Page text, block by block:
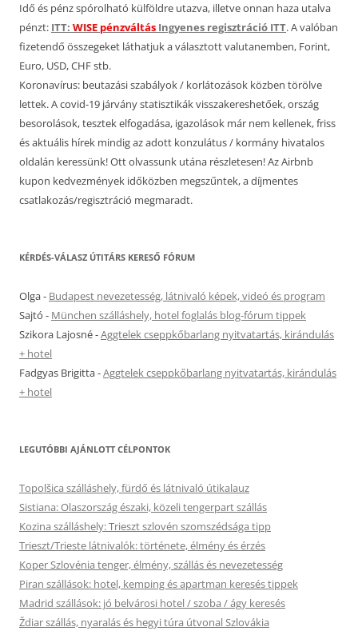
Idő és pénz spórolható külföldre utazva, illetve onnan haza utalva
pénzt: ITT: WISE pénzváltás Ingyenes regisztráció ITT. A valóban
fizetendő összegeket láthatjuk a választott valutanemben, Forint,
Euro, USD, CHF stb.
Koronavírus: beutazási szabályok / korlátozások közben törölve
lettek. A covid-19 járvány statisztikák visszakereshetőek, ország
besorolások, tesztek elfogadása, igazolások már nem kellenek, friss
és aktuális hírek mindig az adott konzulátus / kormány hivatalos
oldalán keressünk! Ott olvassunk utána részletesen! Az Airbnb
kupon kedvezmények időközben megszűntek, a díjmentes
csatlakozás/regisztráció megmaradt.
KÉRDÉS-VÁLASZ ÚTITÁRS KERESŐ FÓRUM
Olga- Budapest nevezetesség, látnivaló képek, videó és program
Sajtó - München szálláshely, hotel foglalás blog-fórum tippek
Szikora Lajosné-Aggtelek cseppkőbarlang nyitvatartás, kirándulás
+ hotel
Fadgyas Brigitta-Aggtelek cseppkőbarlang nyitvatartás, kirándulás
+ hotel
LEGUTÓBBI AJÁNLOTT CÉLPONTOK
Topolšica szálláshely, fürdő és látnivaló útikalauz
Sistiana: Olaszország északi, közeli tengerpart szállás
Kozina szálláshely: Trieszt szlovén szomszédsága tipp
Trieszt/Trieste látnivalók: története, élmény és érzés
Koper Szlovénia tenger, élmény, szállás és nevezetesség
Piran szállások: hotel, kemping és apartman keresés tippek
Madrid szállások: jó belvárosi hotel / szoba / ágy keresés
Ždiar szállás, nyaralás és hegyi túra útvonal Szlovákia